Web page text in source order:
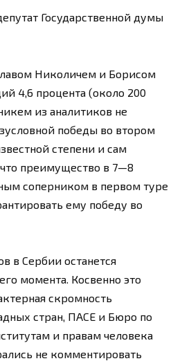
Государственной думы
Николичем и Борисом
4,6 процента (около 200
из аналитиков не
победы во втором
степени и сам
преимущество в 7—8
соперником в первом туре
ему победу во
в Сербии останется
момента. Косвенно это
скромность
стран, ПАСЕ и Бюро по
и правам человека
не комментировать